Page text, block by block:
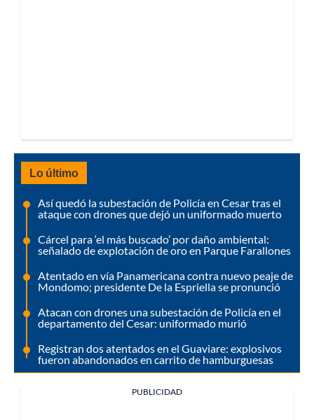
Lo último
Así quedó la subestación de Policía en Cesar tras el
ataque con drones que dejó un uniformado muerto
Cárcel para ‘el más buscado’ por daño ambiental:
señalado de explotación de oro en Parque Farallones
Atentado en vía Panamericana contra nuevo peaje de
Mondomo; presidente De la Espriella se pronunció
Atacan con drones una subestación de Policía en el
departamento del Cesar: uniformado murió
Registran dos atentados en el Guaviare: explosivos
fueron abandonados en carrito de hamburguesas
PUBLICIDAD